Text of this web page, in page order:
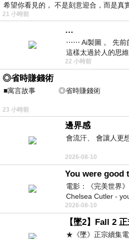
希望你看見的， 不是刻意迎合，而是真
21 小時前
…
⋯⋯ Ai製圖 。 先前
這樣太過於人的思
絲不掛吧？ 當然這
22 小時前
◎省時賺錢術
■寓言故事 ◎省時賺錢術
⊕潘文良
華的商業街上，有兩家傳統
23 小時前
邊界感
會流汗、 會讓人更
2026-08-10
You were good
電影：《完美世界
Chelsea Cutler -
好 因
2026-08-10
【墜2】Fall 2
★《墜》正宗續集